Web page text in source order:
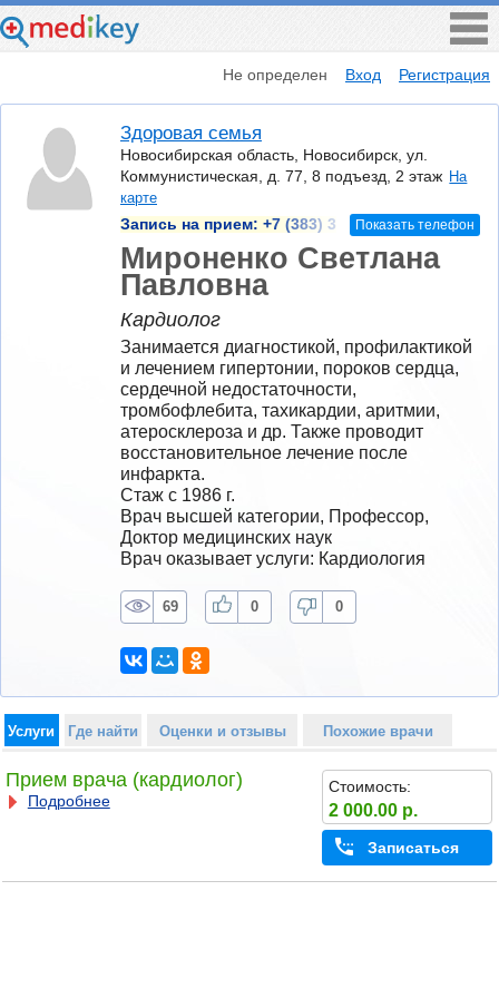
Не определен Вход Регистрация
Здоровая семья
Новосибирская область, Новосибирск, ул.
Коммунистическая, д. 77, 8 подъезд, 2 этаж На
карте
Запись на прием: +7 (383) 3 Показать телефон
Мироненко Светлана
Павловна
Кардиолог
Занимается диагностикой, профилактикой
и лечением гипертонии, пороков сердца,
сердечной недостаточности,
тромбофлебита, тахикардии, аритмии,
атеросклероза и др. Также проводит
восстановительное лечение после
инфаркта.
Стаж с 1986 г.
Врач высшей категории, Профессор,
Доктор медицинских наук
Врач оказывает услуги: Кардиология
69 0 0
Услуги Где найти Оценки и отзывы Похожие врачи
Прием врача (кардиолог)
Подробнее
Стоимость:
2 000.00 р.
Записаться